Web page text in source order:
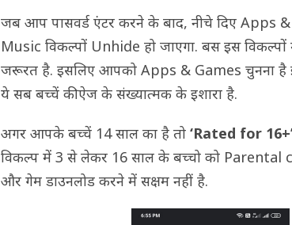
जब आप पासवर्ड एंटर करने के बाद, नीचे दिए Apps
Music विकल्पों Unhide हो जाएगा. बस इस
जरूरत है. इसलिए आपको Apps & Games चुनना है
ये सब बच्चें की ऐज के संख्यात्मक के इशारा है.
अगर आपके बच्चें 14 साल का है तो ‘Rated for
विकल्प में 3 से लेकर 16 साल के बच्चो को
और गेम डाउनलोड करने में सक्षम नहीं है.